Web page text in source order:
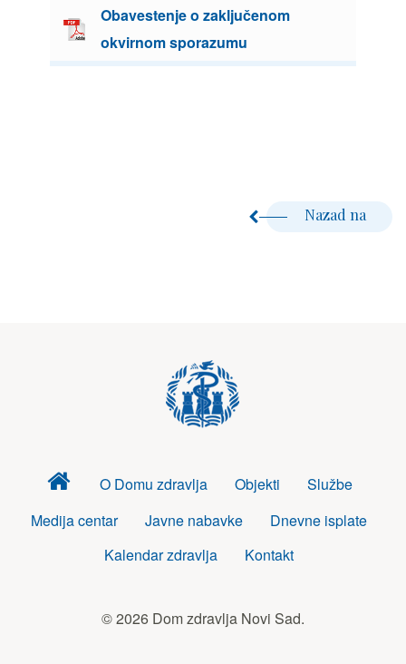
Obavestenje o zaključenom
okvirnom sporazumu
Nazad na
Dom
zdravlja
O Domu zdravlja Objekti
Službe
Medija centar
Javne nabavke
Dnevne isplate
Kalendar zdravlja
Kontakt
© 2026 Dom zdravlja Novi Sad.